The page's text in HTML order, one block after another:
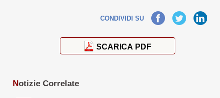
CONDIVIDI SUFacebook TwitterLinkedIn
SCARICA PDF
Notizie Correlate